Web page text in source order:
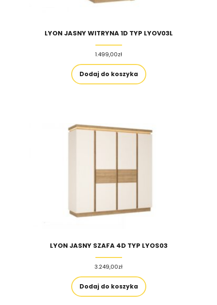
LYON JASNY WITRYNA 1D TYP LYOV03L
1.499,00zł
Dodaj do koszyka
LYON JASNY SZAFA 4D TYP LYOS03
3.249,00zł
Dodaj do koszyka